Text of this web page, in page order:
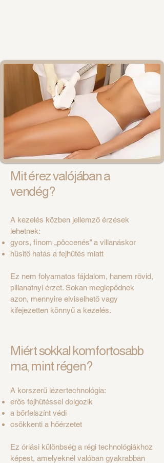
Mit érez valójában a
vendég?
A kezelés közben jellemző érzések
lehetnek:
gyors, finom „pöccenés” a villanáskor
hűsítő hatás a fejhűtés miatt
Ez nem folyamatos fájdalom, hanem rövid,
pillanatnyi érzet. Sokan meglepődnek
azon, mennyire elviselhető vagy
kifejezetten könnyű a kezelés.
Miért sokkal komfortosabb
ma, mint régen?
A korszerű lézertechnológia:
erős fejhűtéssel dolgozik
a bőrfelszínt védi
csökkenti a hőérzetet
Ez óriási különbség a régi technológiákhoz
képest, amelyeknél valóban gyakrabban